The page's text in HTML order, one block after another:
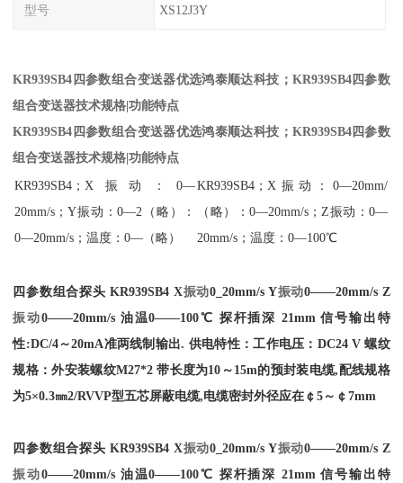
型号 XS12J3Y
KR939SB4四参数组合变送器优选鸿泰顺达科技；KR939SB4四参数
组合变送器技术规格|功能特点
KR939SB4四参数组合变送器优选鸿泰顺达科技；KR939SB4四参数
组合变送器技术规格|功能特点
KR939SB4；X振动：0—
20mm/s；Y振动：0—2（略）：
0—20mm/s；温度：0—（略）
KR939SB4；X振动：0—20mm/
（略）：0—20mm/s；Z振动：0—
20mm/s；温度：0—100℃
四参数组合探头 KR939SB4 X振动0_20mm/s Y振动0——20mm/s Z
振动0——20mm/s 油温0——100℃ 探杆插深 21mm 信号输出特
性:DC/4～20mA准两线制输出. 供电特性：工作电压：DC24 V 螺纹
规格：外安装螺纹M27*2 带长度为10～15m的预封装电缆,配线规格
为5×0.3㎜2/RVVP型五芯屏蔽电缆,电缆密封外径应在￠5～￠7mm
四参数组合探头 KR939SB4 X振动0_20mm/s Y振动0——20mm/s Z
振动0——20mm/s 油温0——100℃ 探杆插深 21mm 信号输出特